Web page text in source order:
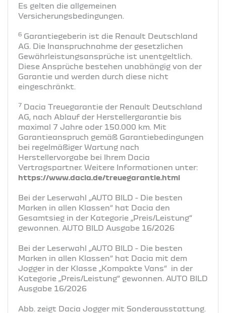
Es gelten die allgemeinen
Versicherungsbedingungen.
6 Garantiegeberin ist die Renault Deutschland
AG. Die Inanspruchnahme der gesetzlichen
Gewährleistungsansprüche ist unentgeltlich.
Diese Ansprüche bestehen unabhängig von der
Garantie und werden durch diese nicht
eingeschränkt.
7 Dacia Treuegarantie der Renault Deutschland
AG, nach Ablauf der Herstellergarantie bis
maximal 7 Jahre oder 150.000 km. Mit
Garantieanspruch gemäß Garantiebedingungen
bei regelmäßiger Wartung nach
Herstellervorgabe bei Ihrem Dacia
Vertragspartner. Weitere Informationen unter:
https://www.dacia.de/treuegarantie.html
Bei der Leserwahl „AUTO BILD - Die besten
Marken in allen Klassen“ hat Dacia den
Gesamtsieg in der Kategorie „Preis/Leistung“
gewonnen. AUTO BILD Ausgabe 16/2026
Bei der Leserwahl „AUTO BILD - Die besten
Marken in allen Klassen“ hat Dacia mit dem
Jogger in der Klasse „Kompakte Vans“ in der
Kategorie „Preis/Leistung“ gewonnen. AUTO BILD
Ausgabe 16/2026
Abb. zeigt Dacia Jogger mit Sonderausstattung.